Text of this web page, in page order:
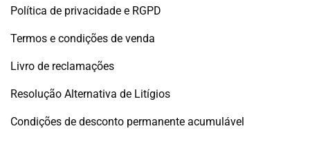
Política de privacidade e RGPD
Termos e condições de venda
Livro de reclamações
Resolução Alternativa de Litígios
Condições de desconto permanente acumulável